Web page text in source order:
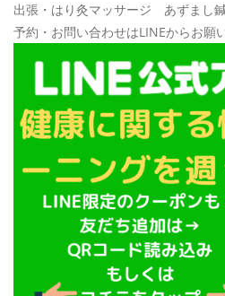
出張・はり灸マッサージ あずまし
予約・お問い合わせはLINEからお願